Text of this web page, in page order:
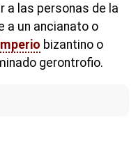
a las personas de la
a un ancianato o
bizantino o
gerontrofio.